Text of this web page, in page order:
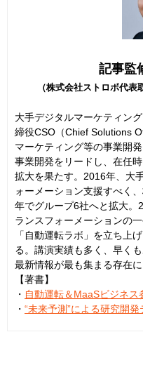
記事監
（株式会社ストロボ代表
大手デジタルマーケティン
締役CSO（Chief Solutions
マーケティング等の事業開
事業開発をリードし、在任
拡大を果たす。2016年、大
ォーメーション支援すべく
年でグループ6社へと拡大。
ランスフォーメーションの
「自動運転ラボ」を立ち上
る。講演実績も多く、早く
最新情報が最も集まる存在
【著書】
・ 自動運転＆MaaSビジネス
・ “未来予測”による研究開発